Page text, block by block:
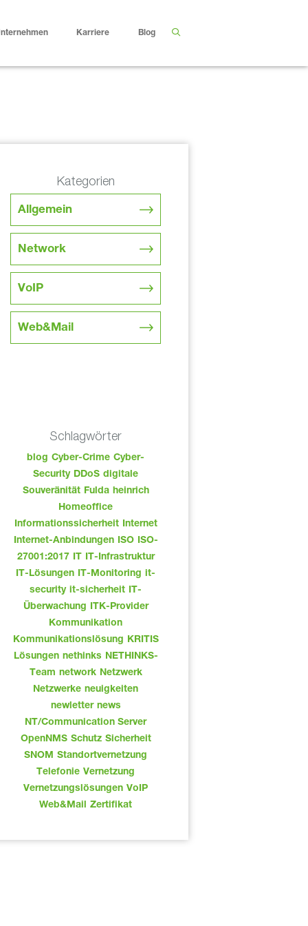
Karriere Blog
Kategorien
Allgemein
Network
VoIP
Web&Mail
Schlagwörter
blog Cyber-Crime Cyber-
Security DDoS digitale
Souveränität Fulda heinrich
Homeoffice
Informationssicherheit Internet
Internet-Anbindungen ISO ISO-
27001:2017 IT
IT-Infrastruktur
IT-Lösungen IT-Monitoring
it-
security it-sicherheit IT-
Überwachung
ITK-Provider
Kommunikation
Kommunikationslösung
KRITIS
Lösungen nethinks NETHINKS-
Team network Netzwerk
Netzwerke neuigkeiten
newletter news
NT/Communication Server
OpenNMS Schutz Sicherheit
SNOM Standortvernetzung
Telefonie Vernetzung
Vernetzungslösungen VoIP
Web&Mail Zertifikat